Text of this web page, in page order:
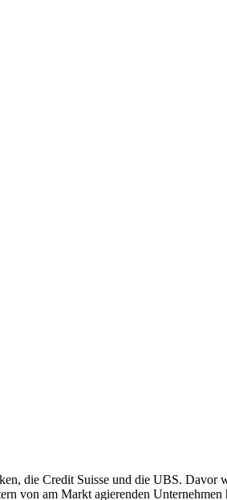
die Credit Suisse und die UBS. Davor
von am Markt agierenden Unternehmen